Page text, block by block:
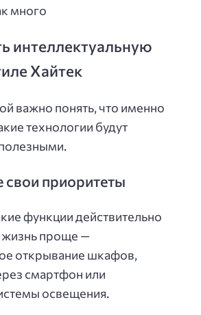
много
интеллектуальную
Хайтек
важно понять, что именно
технологии будут
свои приоритеты
функции действительно
проще —
открывание шкафов,
смартфон или
освещения.